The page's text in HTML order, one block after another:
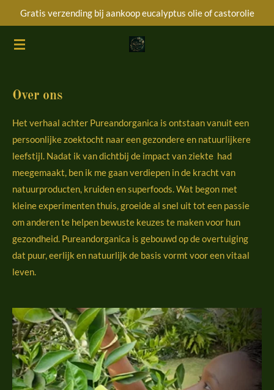
naar
Gratis verzending bij aankoop eucalyptus olie of castorolie
Over ons
Het verhaal achter Pureandorganica is ontstaan vanuit een
persoonlijke zoektocht naar een gezondere en natuurlijkere
leefstijl. Nadat ik van dichtbij de impact van ziekte had
meegemaakt, ben ik me gaan verdiepen in de kracht van
natuurproducten, kruiden en superfoods. Wat begon met
kleine experimenten thuis, groeide al snel uit tot een passie
om anderen te helpen bewuste keuzes te maken voor hun
gezondheid. Pureandorganica is gebouwd op de overtuiging
dat puur, eerlijk en natuurlijk de basis vormt voor een vitaal
leven.